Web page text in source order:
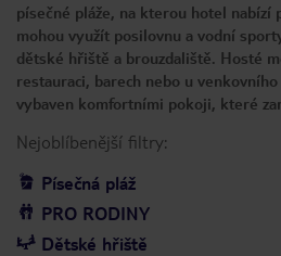
písečné pláže, na kterou hotel nabízí
mohou využít posilovnu a vodní
dětské hřiště a brouzdaliště. Hosté
restauraci, barech nebo u
vybaven komfortními pokoji, které
Nejoblíbenější filtry:
Písečná pláž
PRO RODINY
Dětské hřiště